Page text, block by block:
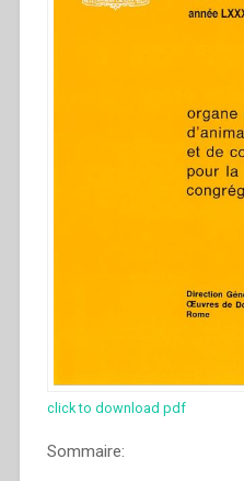
click to download pdf
Sommaire: